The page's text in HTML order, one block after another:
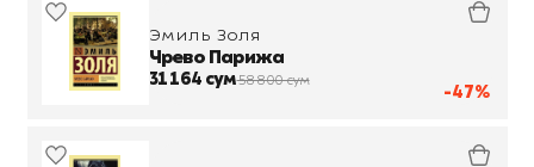
-47%
Эмиль Золя
Чрево Парижа
31 164 сум58 800 сум